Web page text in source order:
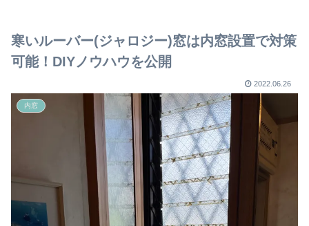
寒いルーバー(ジャロジー)窓は内窓設置で対策
可能！DIYノウハウを公開
2022.06.26
内窓